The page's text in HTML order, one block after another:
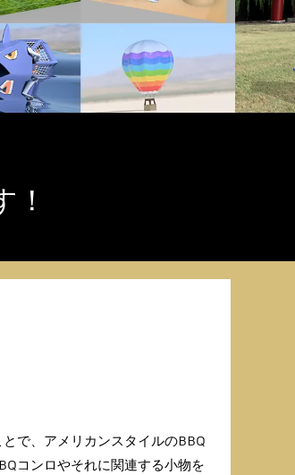
で、アメリカンスタイルのBBQ
コンロやそれに関連する小物を